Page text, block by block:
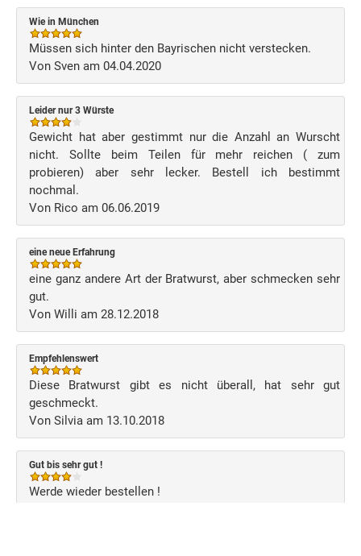
Wie in München
Müssen sich hinter den Bayrischen nicht verstecken.
Von Sven am 04.04.2020
Leider nur 3 Würste
Gewicht hat aber gestimmt nur die Anzahl an Wurscht
nicht. Sollte beim Teilen für mehr reichen ( zum
probieren) aber sehr lecker. Bestell ich bestimmt
nochmal.
Von Rico am 06.06.2019
eine neue Erfahrung
eine ganz andere Art der Bratwurst, aber schmecken sehr
gut.
Von Willi am 28.12.2018
Empfehlenswert
Diese Bratwurst gibt es nicht überall, hat sehr gut
geschmeckt.
Von Silvia am 13.10.2018
Gut bis sehr gut !
Werde wieder bestellen !